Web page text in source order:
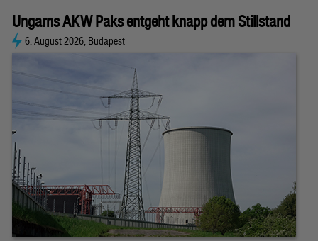
Ungarns AKW Paks entgeht knapp dem Stillstand
6. August 2026, Budapest